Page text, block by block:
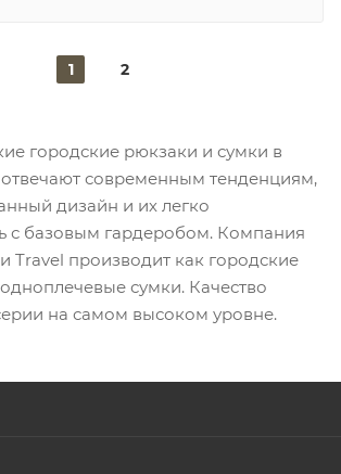
1 2
городские рюкзаки и сумки в
современным тенденциям,
дизайн и их легко
с базовым гардеробом. Компания
Travel производит как городские
сумки. Качество
на самом высоком уровне.